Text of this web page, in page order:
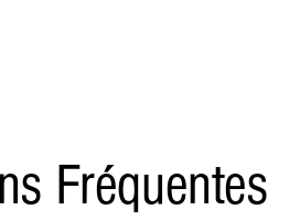
Fréquentes